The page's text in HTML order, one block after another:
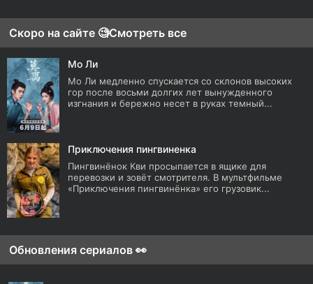
Скоро на сайте 🧐Смотреть все
Мо Ли
Мо Ли медленно спускается со склонов высоких
гор после восьми долгих лет вынужденного
изгнания и бережно несет в руках темный...
Приключения пингвиненка
Пингвинёнок Кви просыпается в ящике для
перевозки и зовёт смотрителя. В мультфильме
«Приключения пингвинёнка» его грузовик...
Обновления сериалов 👀